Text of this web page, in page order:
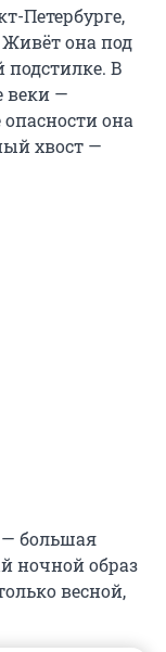
Петербурге,
Живёт она под
В
веки —
она
хвост —
большая
ночной образ
весной,